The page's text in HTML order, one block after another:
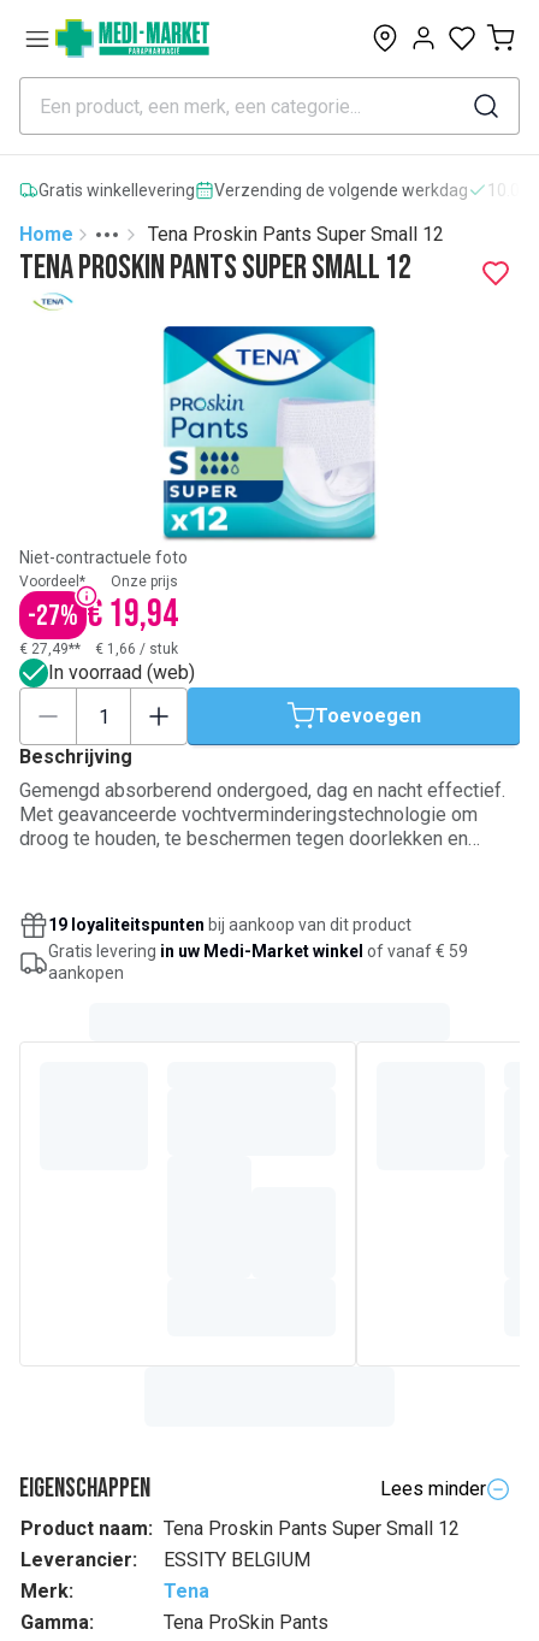
0
Gratis winkellevering Verzending de volgende werkdag
Home
More
Toggle menu
Tena Proskin Pants Super Small 12
Tena Proskin Pants Super Small 12
Niet-contractuele foto
Voordeel*
-27%
Onze prijs
€ 19,94
€ 27,49** € 1,66 / stuk
In voorraad (web)
Toevoegen
Beschrijving
Gemengd absorberend ondergoed, dag en nacht effectief.
Met geavanceerde vochtverminderingstechnologie om
droog te houden, te beschermen tegen doorlekken en
19 loyaliteitspunten bij aankoop van dit product
Gratis levering in uw Medi-Market winkel of vanaf € 59
aankopen
Eigenschappen
Lees minder
Product naam: Tena Proskin Pants Super Small 12
Leverancier:
ESSITY BELGIUM
Merk:
Tena
Gamma:
Tena ProSkin Pants